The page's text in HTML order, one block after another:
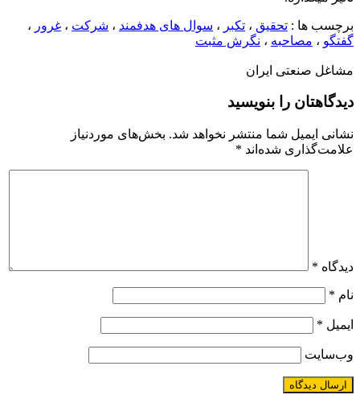
برچسب ها : تحقیق ، تکبر ، سوال های هدفمند ، شرکت ، غرور ،
گفتگو ، مصاحبه ، نگرش مثبت
مشاغل صنعتی ایران
دیدگاهتان را بنویسید
نشانی ایمیل شما منتشر نخواهد شد. بخش‌های موردنیاز
علامت‌گذاری شده‌اند *
دیدگاه *
نام *
ایمیل *
وب‌سایت